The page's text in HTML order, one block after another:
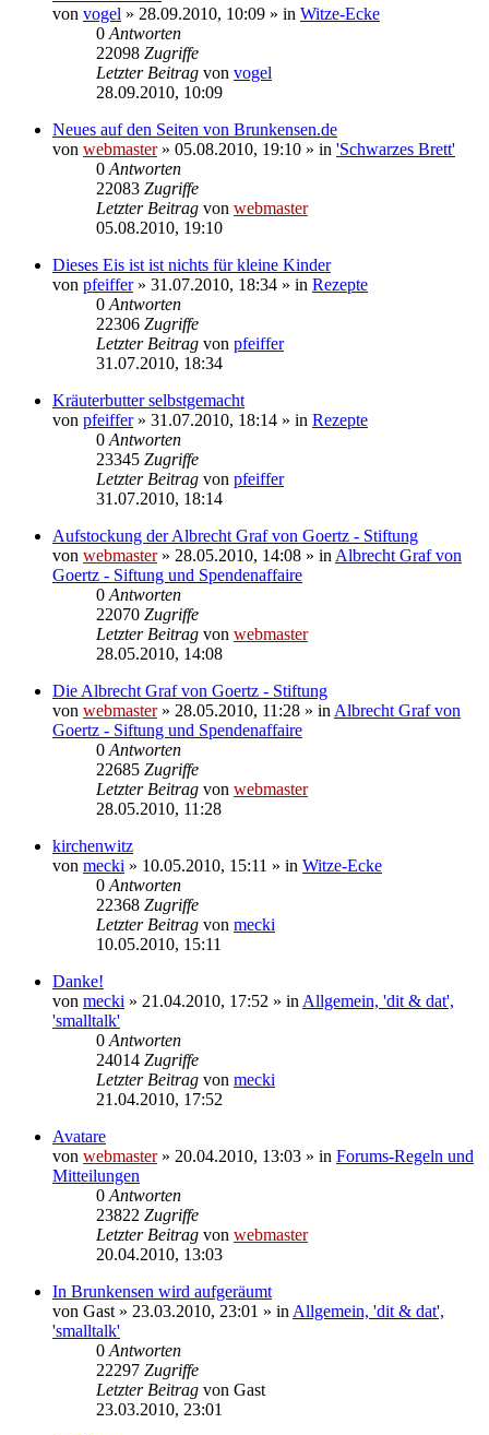
von vogel » 28.09.2010, 10:09 » in Witze-Ecke
0 Antworten
22098 Zugriffe
Letzter Beitrag von vogel
28.09.2010, 10:09
Neues auf den Seiten von Brunkensen.de
von webmaster» 05.08.2010, 19:10 » in 'Schwarzes Brett'
0 Antworten
22083 Zugriffe
Letzter Beitrag von webmaster
05.08.2010, 19:10
Dieses Eis ist ist nichts für kleine Kinder
von pfeiffer» 31.07.2010, 18:34 » in Rezepte
0 Antworten
22306 Zugriffe
Letzter Beitrag von pfeiffer
31.07.2010, 18:34
Kräuterbutter selbstgemacht
von pfeiffer» 31.07.2010, 18:14 » in Rezepte
0 Antworten
23345 Zugriffe
Letzter Beitrag von pfeiffer
31.07.2010, 18:14
Aufstockung der Albrecht Graf von Goertz - Stiftung
von webmaster» 28.05.2010, 14:08 » in Albrecht Graf von
Goertz - Siftung und Spendenaffaire
0 Antworten
22070 Zugriffe
Letzter Beitrag von webmaster
28.05.2010, 14:08
Die Albrecht Graf von Goertz - Stiftung
von webmaster» 28.05.2010, 11:28 » in Albrecht Graf von
Goertz - Siftung und Spendenaffaire
0 Antworten
22685 Zugriffe
Letzter Beitrag von webmaster
28.05.2010, 11:28
kirchenwitz
von mecki » 10.05.2010, 15:11 » in Witze-Ecke
0 Antworten
22368 Zugriffe
Letzter Beitrag von mecki
10.05.2010, 15:11
Danke!
von mecki » 21.04.2010, 17:52 » in Allgemein, 'dit & dat',
'smalltalk'
0 Antworten
24014 Zugriffe
Letzter Beitrag von mecki
21.04.2010, 17:52
Avatare
von webmaster» 20.04.2010, 13:03 » in Forums-Regeln und
Mitteilungen
0 Antworten
23822 Zugriffe
Letzter Beitrag von webmaster
20.04.2010, 13:03
In Brunkensen wird aufgeräumt
von Gast » 23.03.2010, 23:01 » in Allgemein, 'dit & dat',
'smalltalk'
0 Antworten
22297 Zugriffe
Letzter Beitrag von Gast
23.03.2010, 23:01